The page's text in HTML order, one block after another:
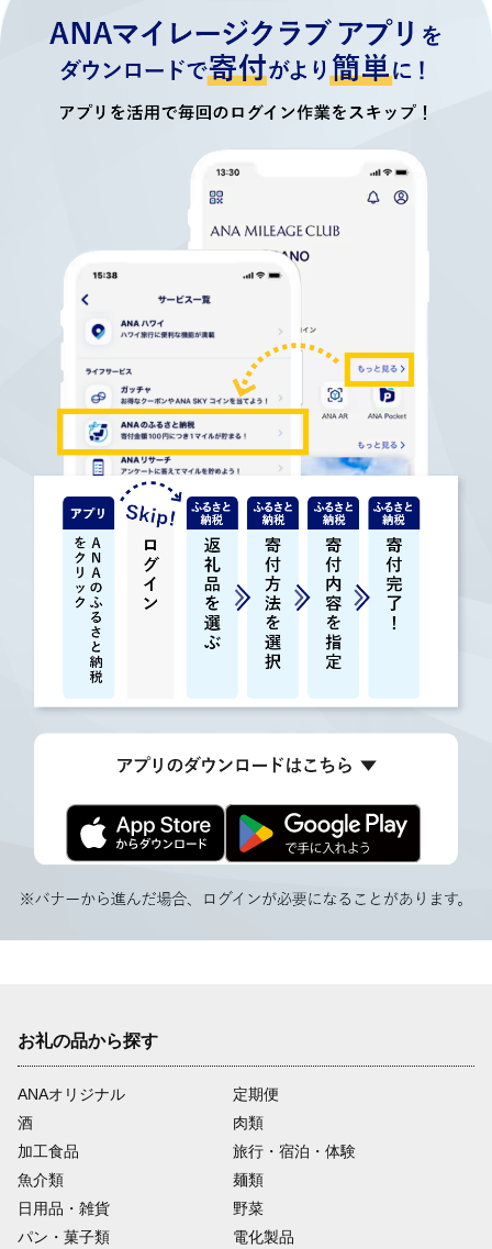
お礼の品から探す
ANAオリジナル
定期便
酒
肉類
加工食品
旅行・宿泊・体験
魚介類
麺類
日用品・雑貨
野菜
パン・菓子類
電化製品